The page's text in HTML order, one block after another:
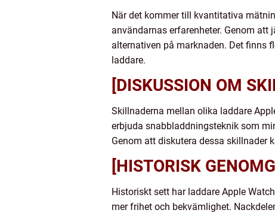
När det kommer till kvantitativa
användarnas erfarenheter. Genom
alternativen på marknaden. Det finns
laddare.
[DISKUSSION OM
Skillnaderna mellan olika laddare
erbjuda snabbladdningsteknik som
Genom att diskutera dessa skillnader
[HISTORISK
Historiskt sett har laddare Apple
mer frihet och bekvämlighet.